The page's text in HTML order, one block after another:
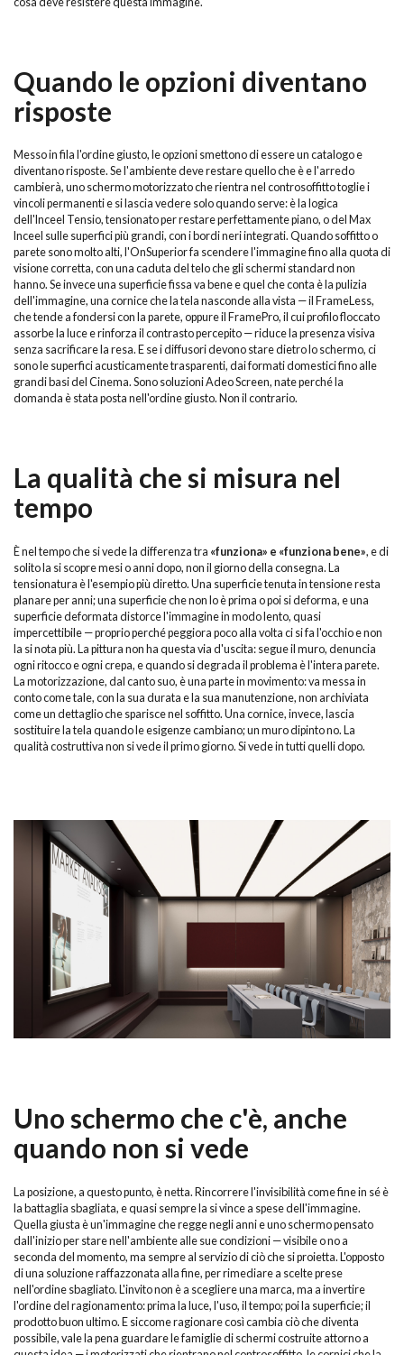
Quando le opzioni diventano
risposte
Messo in fila l'ordine giusto, le opzioni smettono di essere un catalogo e
diventano risposte. Se l'ambiente deve restare quello che è e l'arredo
cambierà, uno schermo motorizzato che rientra nel controsoffitto toglie i
vincoli permanenti e si lascia vedere solo quando serve: è la logica
dell'Inceel Tensio, tensionato per restare perfettamente piano, o del Max
Inceel sulle superfici più grandi, con i bordi neri integrati. Quando soffitto o
parete sono molto alti, l'OnSuperior fa scendere l'immagine fino alla quota di
visione corretta, con una caduta del telo che gli schermi standard non
hanno. Se invece una superficie fissa va bene e quel che conta è la pulizia
dell'immagine, una cornice che la tela nasconde alla vista — il FrameLess,
che tende a fondersi con la parete, oppure il FramePro, il cui profilo floccato
assorbe la luce e rinforza il contrasto percepito — riduce la presenza visiva
senza sacrificare la resa. E se i diffusori devono stare dietro lo schermo, ci
sono le superfici acusticamente trasparenti, dai formati domestici fino alle
grandi basi del Cinema. Sono soluzioni Adeo Screen, nate perché la
domanda è stata posta nell'ordine giusto. Non il contrario.
La qualità che si misura nel
tempo
È nel tempo che si vede la differenza tra «funziona» e «funziona bene», e di
solito la si scopre mesi o anni dopo, non il giorno della consegna. La
tensionatura è l'esempio più diretto. Una superficie tenuta in tensione resta
planare per anni; una superficie che non lo è prima o poi si deforma, e una
superficie deformata distorce l'immagine in modo lento, quasi
impercettibile — proprio perché peggiora poco alla volta ci si fa l'occhio e non
la si nota più. La pittura non ha questa via d'uscita: segue il muro, denuncia
ogni ritocco e ogni crepa, e quando si degrada il problema è l'intera parete.
La motorizzazione, dal canto suo, è una parte in movimento: va messa in
conto come tale, con la sua durata e la sua manutenzione, non archiviata
come un dettaglio che sparisce nel soffitto. Una cornice, invece, lascia
sostituire la tela quando le esigenze cambiano; un muro dipinto no. La
qualità costruttiva non si vede il primo giorno. Si vede in tutti quelli dopo.
Uno schermo che c'è, anche
quando non si vede
La posizione, a questo punto, è netta. Rincorrere l'invisibilità come fine in sé è
la battaglia sbagliata, e quasi sempre la si vince a spese dell'immagine.
Quella giusta è un'immagine che regge negli anni e uno schermo pensato
dall'inizio per stare nell'ambiente alle sue condizioni — visibile o no a
seconda del momento, ma sempre al servizio di ciò che si proietta. L'opposto
di una soluzione raffazzonata alla fine, per rimediare a scelte prese
nell'ordine sbagliato. L'invito non è a scegliere una marca, ma a invertire
l'ordine del ragionamento: prima la luce, l'uso, il tempo; poi la superficie; il
prodotto buon ultimo. E siccome ragionare così cambia ciò che diventa
possibile, vale la pena guardare le famiglie di schermi costruite attorno a